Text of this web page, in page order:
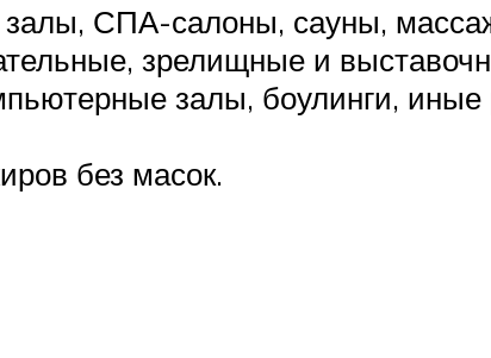
залы, СПА-салоны, сауны,
зрелищные и
залы, боулинги, иные
без масок.